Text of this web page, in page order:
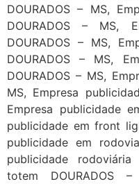
DOURADOS – MS,
DOURADOS – MS,
DOURADOS – MS,
DOURADOS – MS,
DOURADOS – MS,
MS, Empresa
Empresa publicidade
publicidade em front
publicidade em
publicidade rodoviária
totem DOURADOS